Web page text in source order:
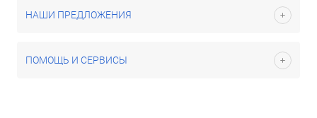
НАШИ ПРЕДЛОЖЕНИЯ
ПОМОЩЬ И СЕРВИСЫ